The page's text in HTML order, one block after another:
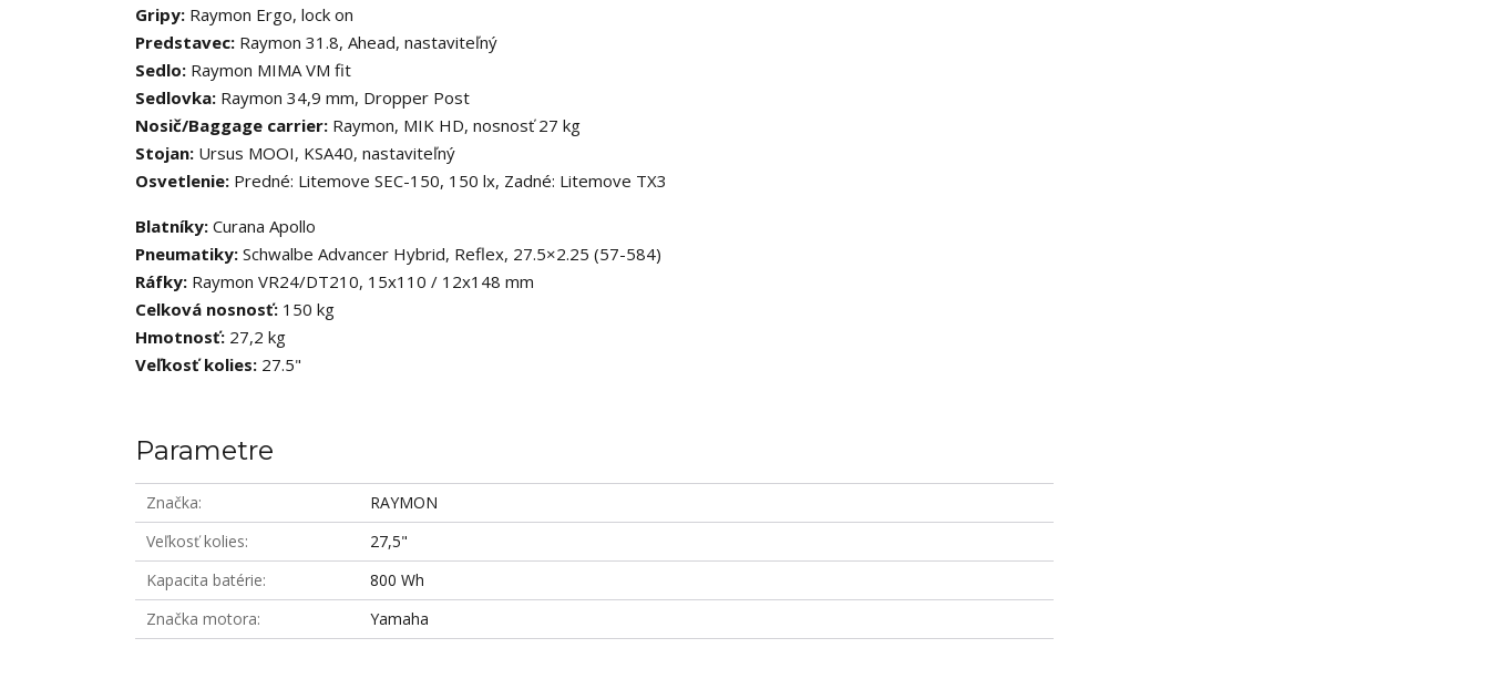
Gripy: Raymon Ergo, lock on
Predstavec: Raymon 31.8, Ahead, nastaviteľný
Sedlo: Raymon MIMA VM fit
Sedlovka: Raymon 34,9 mm, Dropper Post
Nosič/Baggage carrier: Raymon, MIK HD, nosnosť 27 kg
Stojan: Ursus MOOI, KSA40, nastaviteľný
Osvetlenie: Predné: Litemove SEC-150, 150 lx, Zadné: Litemove TX3
Blatníky: Curana Apollo
Pneumatiky: Schwalbe Advancer Hybrid, Reflex, 27.5×2.25 (57-584)
Ráfky: Raymon VR24/DT210, 15x110 / 12x148 mm
Celková nosnosť: 150 kg
Hmotnosť: 27,2 kg
Veľkosť kolies: 27.5"
Parametre
Značka
RAYMON
Veľkosť kolies
27,5"
Kapacita batérie
800 Wh
Značka motora
Yamaha